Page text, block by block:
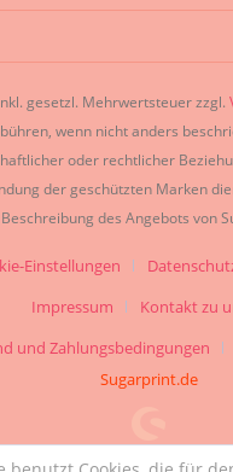
gesetzl. Mehrwertsteuer zzgl.
wenn nicht anders
oder rechtlicher
der geschützten Marken
Beschreibung des Angebots von
Einstellungen
Impressum
Kontakt zu
und Zahlungsbedingungen
Sugarprint.de